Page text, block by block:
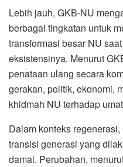
Lebih jauh, GKB-NU
berbagai tingkatan untuk
transformasi besar NU
eksistensinya. Menurut
penataan ulang secara
gerakan, politik, ekonomi,
khidmah NU terhadap
Dalam konteks
transisi generasi yang
damai. Perubahan,